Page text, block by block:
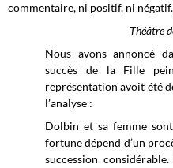
commentaire, ni positif, ni
Théâtre
Nous avons annoncé
succès de la Fille
représentation avoit été
l’analyse :
Dolbin et sa femme
fortune dépend d’un
succession